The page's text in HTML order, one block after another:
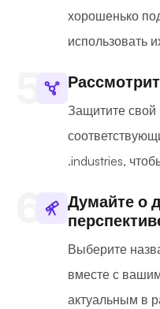
хорошенько
использовать
Защитите свой
.industries,
Думайте о
Выберите
вместе с
актуальным в